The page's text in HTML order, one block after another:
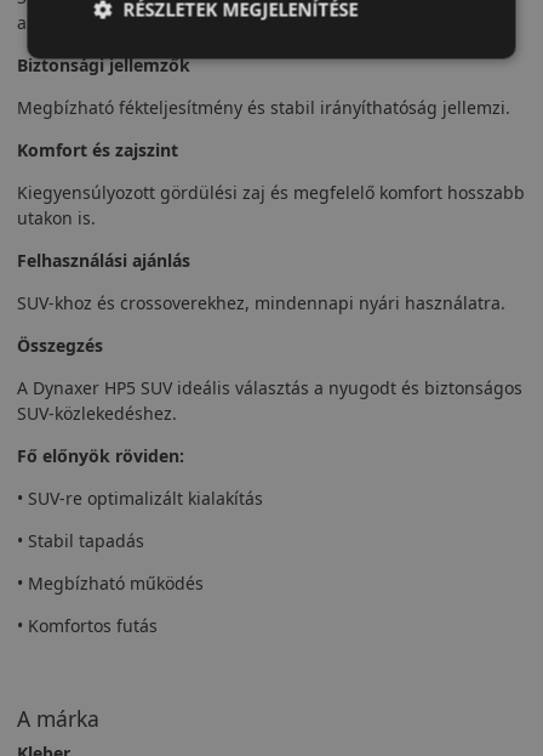
aszfaltos nyári körülmények között.
Biztonsági jellemzők
Megbízható fékteljesítmény és stabil irányíthatóság jellemzi.
Komfort és zajszint
Kiegyensúlyozott gördülési zaj és megfelelő komfort hosszabb
utakon is.
Felhasználási ajánlás
SUV-khoz és crossoverekhez, mindennapi nyári használatra.
Összegzés
A Dynaxer HP5 SUV ideális választás a nyugodt és biztonságos
SUV-közlekedéshez.
Fő előnyök röviden:
• SUV-re optimalizált kialakítás
• Stabil tapadás
• Megbízható működés
• Komfortos futás
A márka
RÉSZLETEK MEGJELENÍTÉSE